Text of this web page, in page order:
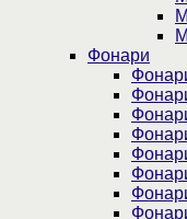
Фонари